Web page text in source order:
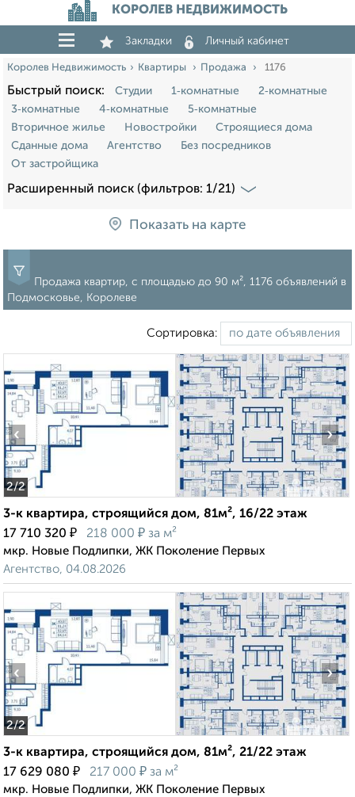
КОРОЛЕВ НЕДВИЖИМОСТЬ
Закладки Личный кабинет
Королев Недвижимость Квартиры Продажа 1176
Быстрый поиск: Студии 1‑комнатные
2‑комнатные
3‑комнатные
4‑комнатные
5‑комнатные
Вторичное жилье
Новостройки
Строящиеся дома
Сданные дома
Агентство
Без посредников
От застройщика
Расширенный поиск (фильтров: 1/21)
Показать на карте
Продажа квартир, c площадью до 90 м², 1176 объявлений в
Подмосковье, Королеве
Сортировка:
2/2
‹ ›
3-к квартира, строящийся дом, 81м², 16/22 этаж
17 710 320 ₽ 218 000 ₽ за м²
мкр. Новые Подлипки, ЖК Поколение Первых
Агентство, 04.08.2026
2/2
‹ ›
3-к квартира, строящийся дом, 81м², 21/22 этаж
17 629 080 ₽ 217 000 ₽ за м²
мкр. Новые Подлипки, ЖК Поколение Первых